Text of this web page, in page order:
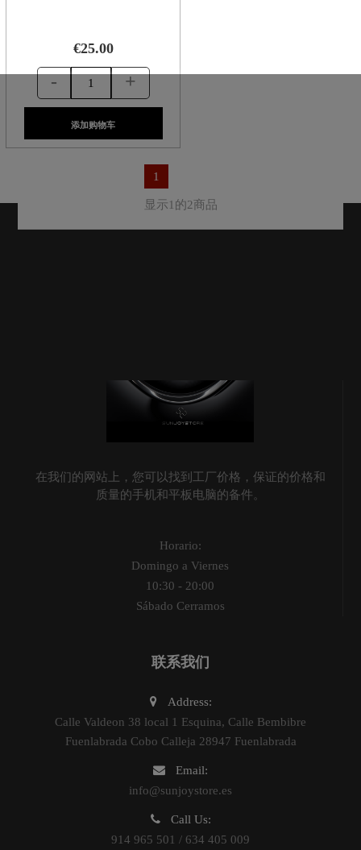
€25.00
- +
添加购物车
1
显示1的2商品
在我们的网站上，您可以找到工厂价格，保证的价格和
质量的手机和平板电脑的备件。
Horario:
Domingo a Viernes
10:30 - 20:00
Sábado Cerramos
联系我们
Address:
Calle Valdeon 38 local 1 Esquina, Calle Bembibre
Fuenlabrada Cobo Calleja 28947 Fuenlabrada
Email:
info@sunjoystore.es
Call Us:
914 965 501 / 634 405 009